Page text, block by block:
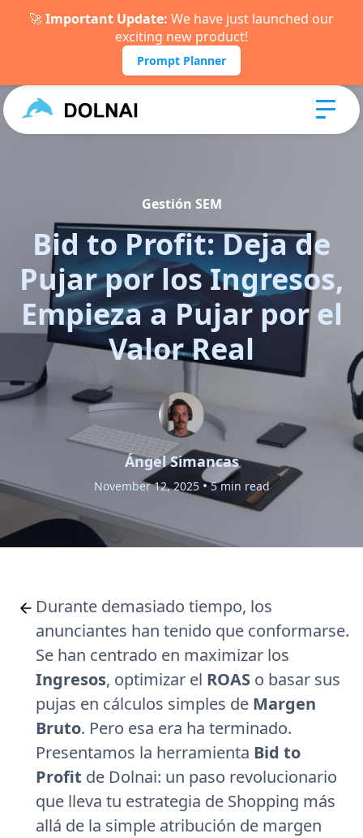
🚀Important Update: We have just launched our
exciting new product!
Prompt Planner
Gestión SEM
Bid to Profit: Deja de
Pujar por los Ingresos,
Empieza a Pujar por el
Valor Real
Ángel Simancas
November 12, 2025 • 5 min read
Durante demasiado tiempo, los
anunciantes han tenido que conformarse.
Se han centrado en maximizar los
Ingresos, optimizar el ROAS o basar sus
pujas en cálculos simples de Margen
Bruto. Pero esa era ha terminado.
Presentamos la herramienta Bid to
Profit de Dolnai: un paso revolucionario
que lleva tu estrategia de Shopping más
allá de la simple atribución de margen